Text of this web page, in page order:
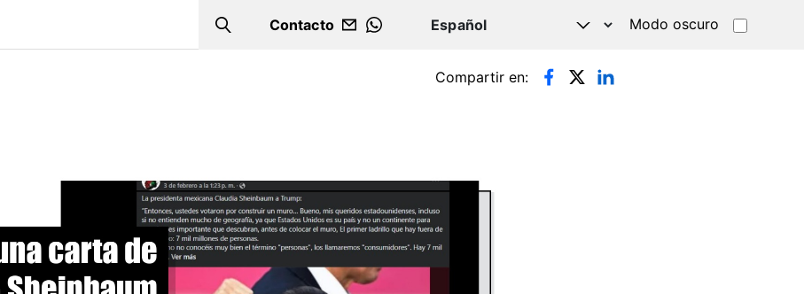
Search
Contacto
WHATSAPP
Modo oscuro
Compartir en: